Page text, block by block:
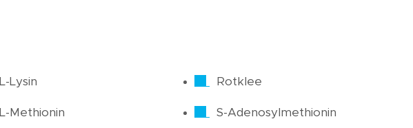
L-Lysin
L-Methionin
Rotklee
S-Adenosylmethionin